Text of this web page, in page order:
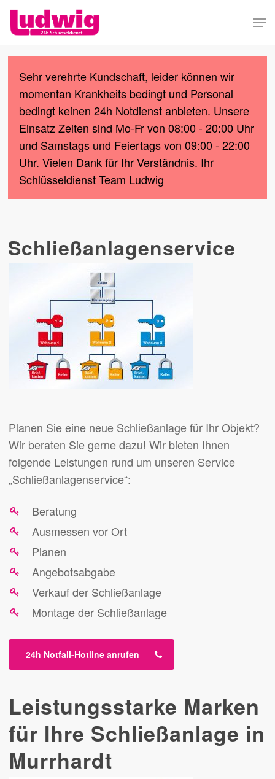
Skip
content
Sehr verehrte Kundschaft, leider können wir
momentan Krankheits bedingt und Personal
bedingt keinen 24h Notdienst anbieten. Unsere
Einsatz Zeiten sind Mo-Fr von 08:00 - 20:00 Uhr
und Samstags und Feiertags von 09:00 - 22:00
Uhr. Vielen Dank für Ihr Verständnis. Ihr
Schlüsseldienst Team Ludwig
Schließanlagenservice
Planen Sie eine neue Schließanlage für Ihr Objekt?
Wir beraten Sie gerne dazu! Wir bieten Ihnen
folgende Leistungen rund um unseren Service
„Schließanlagenservice“:
Beratung
Ausmessen vor Ort
Planen
Angebotsabgabe
Verkauf der Schließanlage
Montage der Schließanlage
24h Notfall-Hotline anrufen
Leistungsstarke Marken
für Ihre Schließanlage in
Murrhardt
Menu